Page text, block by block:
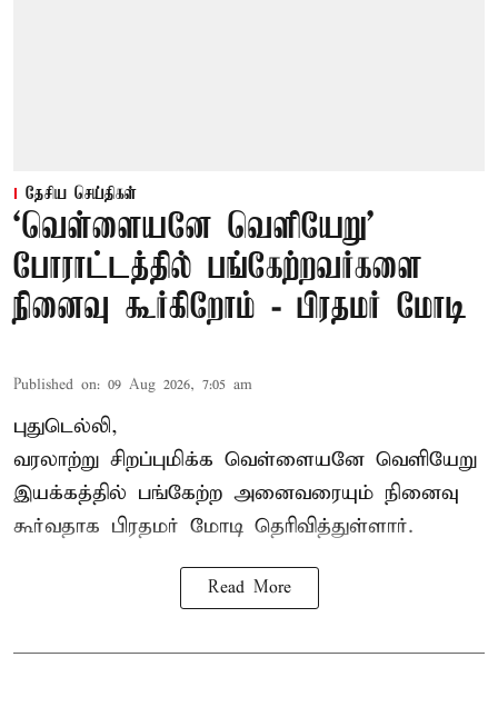
தேசிய செய்திகள்
‘வெள்ளையனே வெளியேறு’
போராட்டத்தில் பங்கேற்றவர்களை
நினைவு கூர்கிறோம் - பிரதமர் மோடி
Published on: 09 Aug 2026, 7:05 am
புதுடெல்லி,
வரலாற்று சிறப்புமிக்க வெள்ளையனே வெளியேறு
இயக்கத்தில் பங்கேற்ற அனைவரையும் நினைவு
கூர்வதாக பிரதமர் மோடி தெரிவித்துள்ளார்.
Read More